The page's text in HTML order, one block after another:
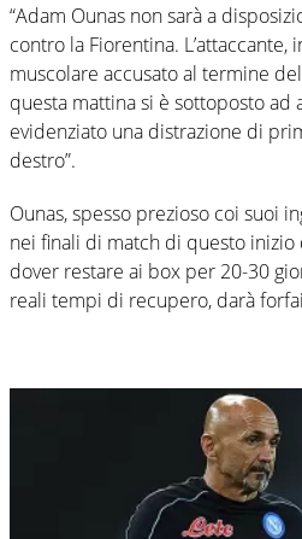
“Adam Ounas non sarà a
contro la Fiorentina.
muscolare accusato al termine
questa mattina si è sottoposto ad
evidenziato una distrazione di
destro”.
Ounas, spesso prezioso coi suoi
nei finali di match di questo
dover restare ai box per 20-30
reali tempi di recupero, darà